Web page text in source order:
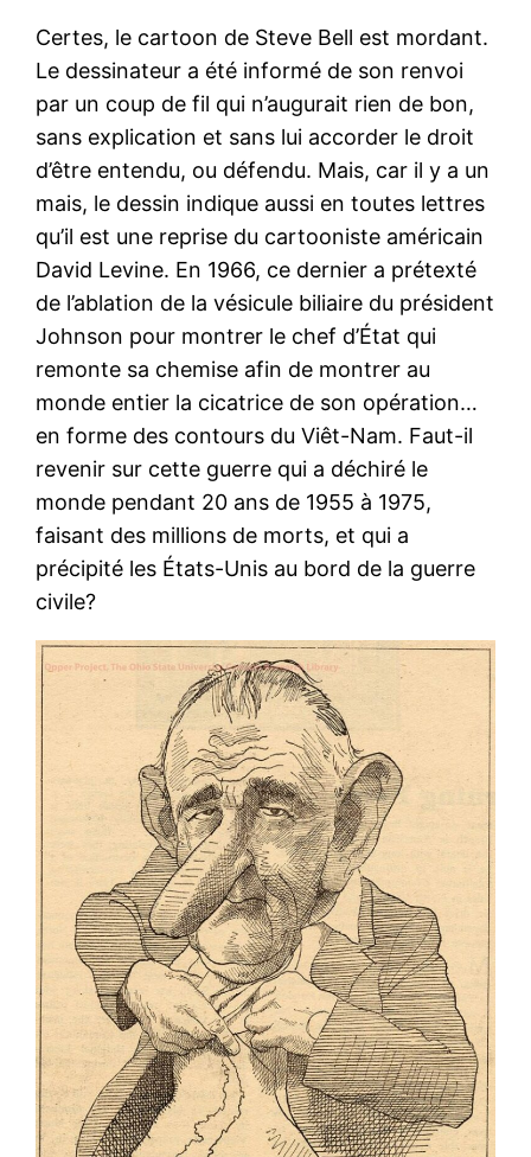
Certes, le cartoon de Steve Bell est mordant.
Le dessinateur a été informé de son renvoi
par un coup de fil qui n’augurait rien de bon,
sans explication et sans lui accorder le droit
d’être entendu, ou défendu. Mais, car il y a un
mais, le dessin indique aussi en toutes lettres
qu’il est une reprise du cartooniste américain
David Levine. En 1966, ce dernier a prétexté
de l’ablation de la vésicule biliaire du président
Johnson pour montrer le chef d’État qui
remonte sa chemise afin de montrer au
monde entier la cicatrice de son opération…
en forme des contours du Viêt-Nam. Faut-il
revenir sur cette guerre qui a déchiré le
monde pendant 20 ans de 1955 à 1975,
faisant des millions de morts, et qui a
précipité les États-Unis au bord de la guerre
civile?